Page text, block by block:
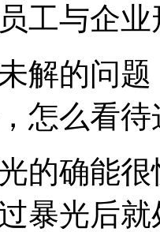
工与企
的问题
怎么看待
确能很
暴光后